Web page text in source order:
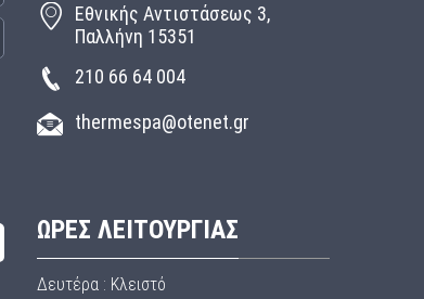
Εθνικής Αντιστάσεως 3,
Παλλήνη 15351
210 66 64 004
thermespa@otenet.gr
ΩΡΕΣ ΛΕΙΤΟΥΡΓΙΑΣ
Δευτέρα : Κλειστό